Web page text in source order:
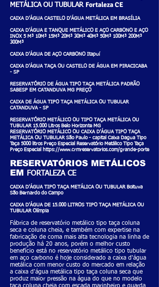
METÁLICA OU TUBULAR Fortaleza CE
CAIXA D'ÁGUA CASTELO D'ÁGUA METÁLICA EM BRASÍLIA
CAIXA D'ÁGUA E TANQUE METÁLICO E AÇO CARBONO E AÇO
INOX 5 M³ 10M³ 15M³ 20M³ 30M³ 40M³ 50M³ 100M³ 200M³
300M³
CAIXA D'ÁGUA DE AÇO CARBONO Itapuí
CAIXA D'ÁGUA TAÇA OU CASTELO DE ÁGUA EM PIRACICABA
- SP
RESERVATÓRIO DE ÁGUA TIPO TAÇA METÁLICA PADRÃO
SABESP EM CATANDUVA MG PREÇO
CAIXA DE ÁGUA TIPO TAÇA METÁLICA OU TUBULAR
CATANDUVA - SP
RESERVATÓRIO METÁLICO OU TIPO TAÇA METÁLICA OU
TUBULAR 15.000 Litros Belo Horizonte MG
RESERVATÓRIO METÁLICO OU CAIXA D'ÁGUA TIPO TAÇA
METÁLICA OU TUBULAR São Paulo - capital Caixa Dagua Tipo
Taça 5000 litros Preço Especial Reservatório Metálico Tipo Taça
Preço Especial https://www.crmreservatorios.com/grande-porte
RESERVATÓRIOS METÁLICOS
EM
FORTALEZA CE
CAIXA D'ÁGUA TIPO TAÇA METÁLICA OU TUBULAR Boituva
São Bernardo do Campo
CAIXA D'ÁGUA DE 15.000 LITROS TIPO TAÇA METÁLICA OU
TUBULAR Olímpia
Fábrica de reservatório metálico tipo taça coluna
seca e coluna cheia, e também com expertise na
fabricação de coma mais alta tecnologia na linha de
produção há 20 anos, porém o melhor custo
benefício está no reservatório metálico tipo tubular
em aço carbono é hoje considerado a caixa d'água
metálica com menor custo do mercado em relação
a caixa d'água metálica tipo taça coluna seca que
produz maior pressão na água do que no modelo